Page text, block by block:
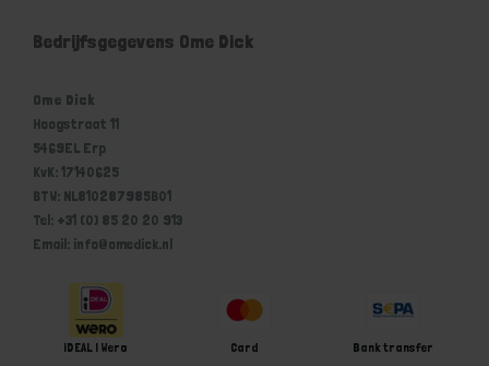
Bedrijfsgegevens Ome Dick
Ome Dick
Hoogstraat 11
5469EL Erp
KvK: 17140625
BTW: NL810287985B01
Tel: +31 (0) 85 20 20 913
Email: info@omedick.nl
iDEAL | Wero Card Bank transfer